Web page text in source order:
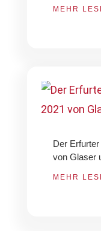
MEHR
Der
von Glaser
MEHR